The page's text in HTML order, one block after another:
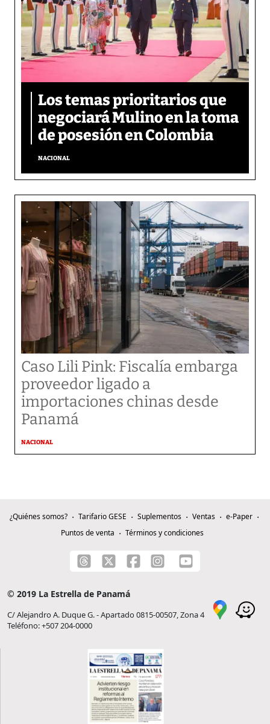
Los temas prioritarios que
negociará Mulino en la toma
de posesión en Colombia
NACIONAL
Caso Lili Pink: Fiscalía embarga
proveedor ligado a
importaciones chinas desde
Panamá
NACIONAL
¿Quiénes somos? Tarifario GESE Suplementos Ventas
e-Paper
Puntos de venta
Términos y condiciones
© 2019 La Estrella de Panamá
C/ Alejandro A. Duque G. - Apartado 0815-00507, Zona 4
Teléfono: +507 204-0000